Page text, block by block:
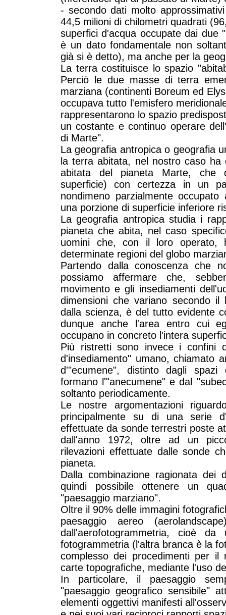
- secondo dati molto
44,5 milioni di chilometri quadrati
superfici d'acqua occupate dai due
è un dato fondamentale non
già si è detto), ma anche per la
La terra costituisce lo spazio
Perciò le due masse di terra
marziana (continenti Boreum ed
occupava tutto l'emisfero
rappresentarono lo spazio
un costante e continuo operare
di Marte".
La geografia antropica o geografia
la terra abitata, nel nostro caso
abitata del pianeta Marte, che
superficie) con certezza in un
nondimeno parzialmente
una porzione di superficie inferiore
La geografia antropica studia i
pianeta che abita, nel caso
uomini che, con il loro operato,
determinate regioni del globo
Partendo dalla conoscenza che
possiamo affermare che,
movimento e gli insediamenti
dimensioni che variano secondo
dalla scienza, è del tutto evidente
dunque anche l'area entro cui
occupano in concreto l'intera
Più ristretti sono invece i confini
d'insediamento" umano, chiamato
d'"ecumene", distinto dagli
formano l'"anecumene" e dal
soltanto periodicamente.
Le nostre argomentazioni
principalmente su di una serie
effettuate da sonde terrestri poste
dall'anno 1972, oltre ad un
rilevazioni effettuate dalle sonde
pianeta.
Dalla combinazione ragionata
quindi possibile ottenere un
"paesaggio marziano".
Oltre il 90% delle immagini
paesaggio aereo
dall'aerofotogrammetria, cioè
fotogrammetria (l'altra branca è la
complesso dei procedimenti per
carte topografiche, mediante l'uso
In particolare, il paesaggio
"paesaggio geografico sensibile"
elementi oggettivi manifesti